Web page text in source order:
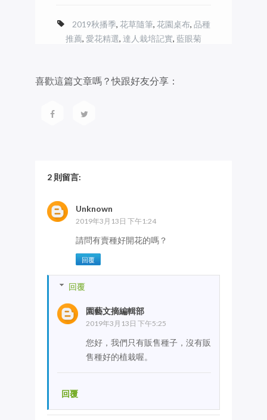
2019秋播季, 花草隨筆, 花園桌布, 品種
推薦, 愛花精選, 達人栽培記實, 藍眼菊
喜歡這篇文章嗎？快跟好友分享：
2 則留言:
Unknown
2019年3月13日 下午1:24
請問有賣種好開花的嗎？
回覆
回覆
園藝文摘編輯部
2019年3月13日 下午5:25
您好，我們只有販售種子，沒有販
售種好的植栽喔。
回覆